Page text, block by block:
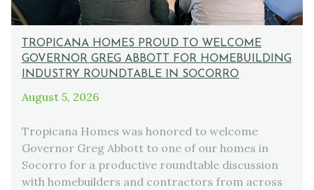
TROPICANA HOMES PROUD TO WELCOME
GOVERNOR GREG ABBOTT FOR HOMEBUILDING
INDUSTRY ROUNDTABLE IN SOCORRO
August 5, 2026
Tropicana Homes was honored to welcome
Governor Greg Abbott to one of our homes in
Socorro for a productive roundtable discussion
with homebuilders and contractors from across